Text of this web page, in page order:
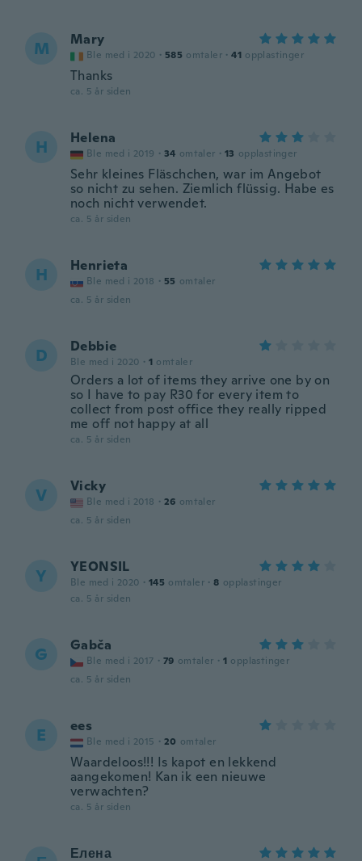
M Mary
Ble med i 2020 · 585 omtaler · 41 opplastinger
Thanks
ca. 5 år siden
H Helena
Ble med i 2019 · 34 omtaler · 13 opplastinger
Sehr kleines Fläschchen, war im Angebot
so nicht zu sehen. Ziemlich flüssig. Habe es
noch nicht verwendet.
ca. 5 år siden
H Henrieta
Ble med i 2018 · 55 omtaler
ca. 5 år siden
D Debbie
Ble med i 2020 · 1 omtaler
Orders a lot of items they arrive one by on
so I have to pay R30 for every item to
collect from post office they really ripped
me off not happy at all
ca. 5 år siden
V Vicky
Ble med i 2018 · 26 omtaler
ca. 5 år siden
Y YEONSIL
Ble med i 2020 · 145 omtaler · 8 opplastinger
ca. 5 år siden
G Gabča
Ble med i 2017 · 79 omtaler · 1 opplastinger
ca. 5 år siden
E ees
Ble med i 2015 · 20 omtaler
Waardeloos!!! Is kapot en lekkend
aangekomen! Kan ik een nieuwe
verwachten?
ca. 5 år siden
Елена